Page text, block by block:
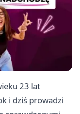
23 lat
i dziś prowadzi